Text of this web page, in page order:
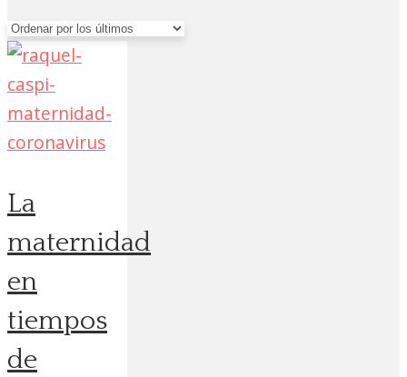
los
La
maternidad
en
tiempos
de